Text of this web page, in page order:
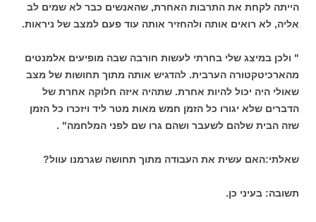
הייתה לקחת את התרבות האחרת, שהאנשים כבר לא שמים לב
אליה, לא רואים אותה ולהחזיר אותה עוד פעם למצב של ניראות.
" ולכן במיצג שלי בחרתי לעשות חורבה שבה מופיעים אלמנטים
מהארכיטקטורה הערבית. להדגיש אותה מתוך תחושות של מצב
שאולי היה יכול להיות אחרת. שתהיה איזה חלוקה אחרת של
הדברים שלא יגורו כל הזמן חמש מאות מטר ליד ויזכרו כל הזמן
שזה הבית שלהם לשעבר ושהם גרו שם לפני המלחמה" .
שאלתי:האם עשית את העבודה מתוך תחושה שגרמנו עוול?
תשובה: בעיני כן.